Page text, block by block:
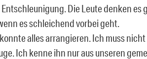
Die Leute denken es
es schleichend vorbei geht.
alles arrangieren. Ich muss
Ich kenne ihn nur aus unseren